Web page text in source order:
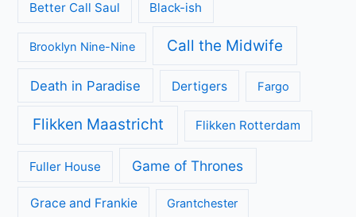
Better Call Saul Black-ish
Brooklyn Nine-Nine Call the Midwife
Death in Paradise Dertigers Fargo
Flikken Maastricht Flikken Rotterdam
Fuller House Game of Thrones
Grace and Frankie Grantchester